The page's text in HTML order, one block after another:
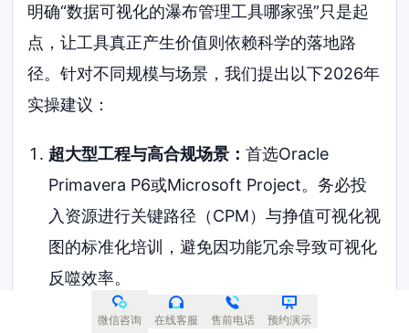
明确“数据可视化的瀑布管理工具哪家强”只是起
点，让工具真正产生价值则依赖科学的落地路
径。针对不同规模与场景，我们提出以下2026年
实操建议：
超大型工程与高合规场景： 首选Oracle
Primavera P6或Microsoft Project。务必投
入资源进行关键路径（CPM）与挣值可视化视
图的标准化培训，避免因功能冗余导致可视化
反噬效率。
企业级研发与混合管理模式：
ONES是更契合
微信咨询 在线客服 售前电话 预约演示